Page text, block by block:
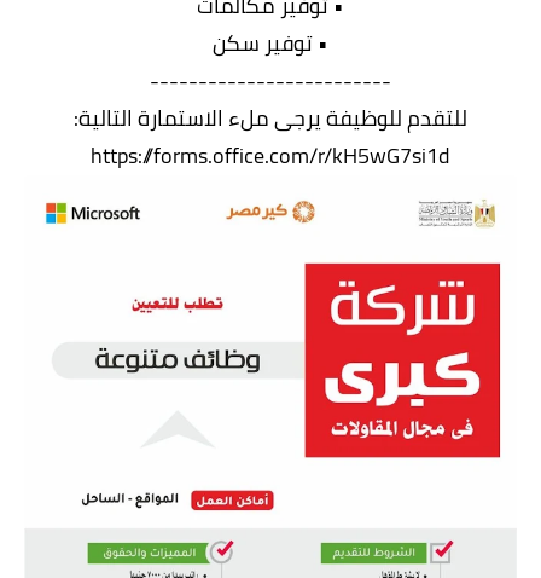
• توفير سكن
-------------------------
للتقدم للوظيفة يرجى ملء الاستمارة التالية:
https://forms.office.com/r/kH5wG7si1d